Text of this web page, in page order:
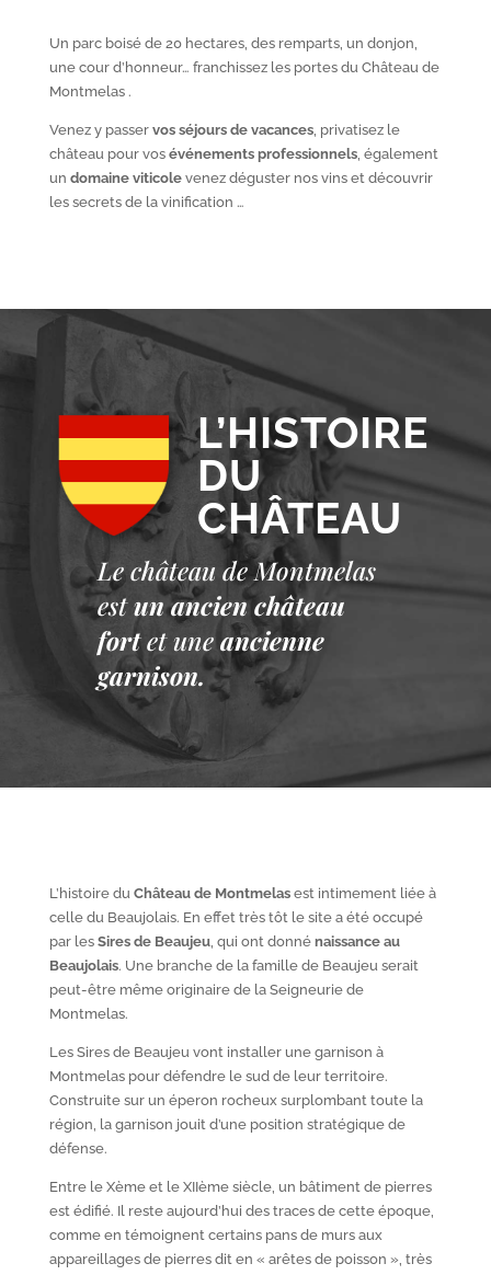
Un parc boisé de 20 hectares, des remparts, un donjon,
une cour d’honneur… franchissez les portes du Château de
Montmelas .
Venez y passer vos séjours de vacances, privatisez le
château pour vos événements professionnels, également
un domaine viticolevenez déguster nos vins et découvrir
les secrets de la vinification …
L’HISTOIRE
DU
CHÂTEAU
Le château de Montmelas
est un ancien château
fort et une ancienne
garnison.
L’histoire duChâteau de Montmelasest intimement liée à
celle du Beaujolais. En effet très tôt le site a été occupé
par les Sires de Beaujeu, qui ont donné naissance au
Beaujolais. Une branche de la famille de Beaujeu serait
peut-être même originaire de la Seigneurie de
Montmelas.
Les Sires de Beaujeu vont installer une garnison à
Montmelas pour défendre le sud de leur territoire.
Construite sur un éperon rocheux surplombant toute la
région, la garnison jouit d’une position stratégique de
défense.
Entre le Xèmeet le XIIèmesiècle, un bâtiment de pierres
est édifié. Il reste aujourd’hui des traces de cette époque,
comme en témoignent certains pans de murs aux
appareillages de pierres dit en « arêtes de poisson », très